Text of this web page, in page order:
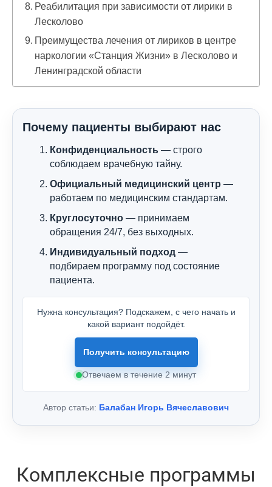
Реабилитация при зависимости от лирики в
Лесколово
Преимущества лечения от лириков в центре
наркологии «Станция Жизни» в Лесколово и
Ленинградской области
Почему пациенты выбирают нас
Конфиденциальность — строго
соблюдаем врачебную тайну.
Официальный медицинский центр —
работаем по медицинским стандартам.
Круглосуточно — принимаем
обращения 24/7, без выходных.
Индивидуальный подход —
подбираем программу под состояние
пациента.
Нужна консультация? Подскажем, с чего начать и
какой вариант подойдёт.
Получить консультацию
Отвечаем в течение 2 минут
Автор статьи: Балабан Игорь Вячеславович
Комплексные программы